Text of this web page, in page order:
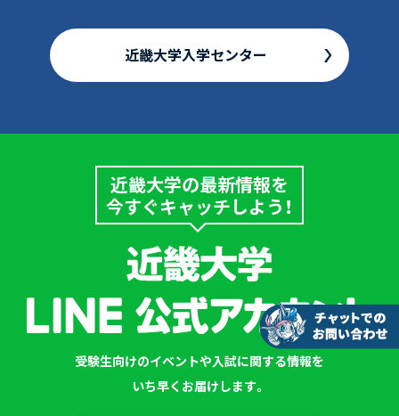
近畿大学入学センター
近畿大学の最新情報を
今すぐキャッチしよう！
受験生向けのイベントや入試に関する情報を
いち早くお届けします。